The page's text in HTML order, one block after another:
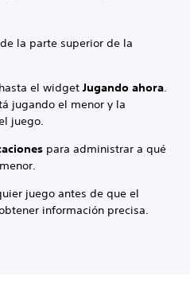
la parte superior de la
el widget Jugando ahora.
jugando el menor y la
juego.
para administrar a qué
juego antes de que el
información precisa.